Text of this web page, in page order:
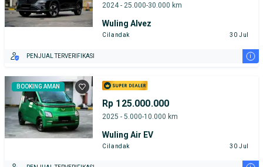
2024 - 25.000-30.000 km
Wuling Alvez
Cilandak 30 Jul
PENJUAL TERVERIFIKASI i
BOOKING AMAN
Rp 125.000.000
2025 - 5.000-10.000 km
Wuling Air EV
Cilandak 30 Jul